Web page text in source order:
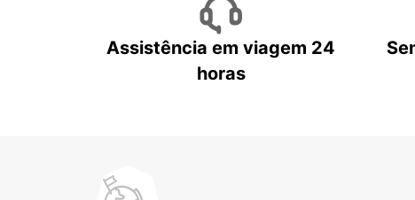
Assistência em viagem 24
horas